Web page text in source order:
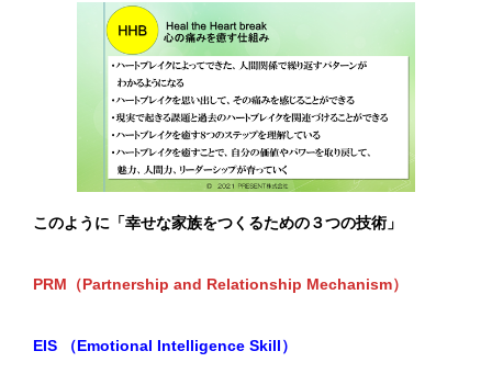
このように「幸せな家族をつくるための３つの技術」
PRM（Partnership and Relationship Mechanism）
EIS （Emotional Intelligence Skill）